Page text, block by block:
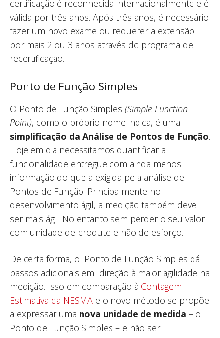
certificação é reconhecida internacionalmente e é
válida por três anos. Após três anos, é necessário
fazer um novo exame ou requerer a extensão
por mais 2 ou 3 anos através do programa de
recertificação.
Ponto de Função Simples
O Ponto de Função Simples (Simple Function
Point), como o próprio nome indica, é uma
simplificação da Análise de Pontos de Função.
Hoje em dia necessitamos quantificar a
funcionalidade entregue com ainda menos
informação do que a exigida pela análise de
Pontos de Função. Principalmente no
desenvolvimento ágil, a medição também deve
ser mais ágil. No entanto sem perder o seu valor
com unidade de produto e não de esforço.
De certa forma, o Ponto de Função Simples dá
passos adicionais em direção à maior agilidade na
medição. Isso em comparação à Contagem
Estimativa da NESMA e o novo método se propõe
a expressar uma nova unidade de medida – o
Ponto de Função Simples – e não ser